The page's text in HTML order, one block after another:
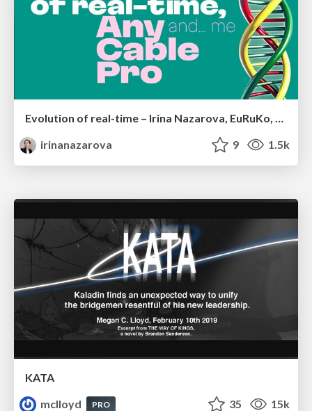
Evolution of real-time – Irina Nazarova, EuRuKo, 2024
irinanazarova
9 1.5k
KATA
mclloyd
PRO 35 15k